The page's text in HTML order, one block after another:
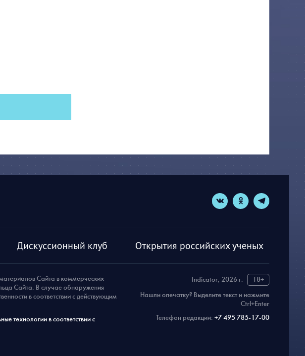
Дискуссионный клуб Открытия российских ученых
Indicator, 2026 г.
18+
Нашли опечатку? Выделите текст и нажмите
Ctrl+Enter
Телефон редакции: +7 495 785-17-00
Сайта в коммерческих
Сайта. В случае обнаружения
в соответствии с действующим
технологии в соответствии с